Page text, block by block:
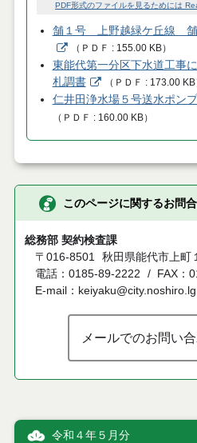
PDF形式のファイルを見るためには
舗１号 上野越緑ケ丘線
（ ＰＤＦ 155.00 KB）
東能代第一分区下水道工事
札調書
（ ＰＤＦ 173.00 KB
仁井田浄水場５号送水ポン
（ ＰＤＦ 160.00 KB）
このページに関するお問
総務部 契約検査課
〒016-8501 秋田県能代市上町
電話：0185-89-2222
FAX：
E-mail：
メールでのお問い
令和４年５月分